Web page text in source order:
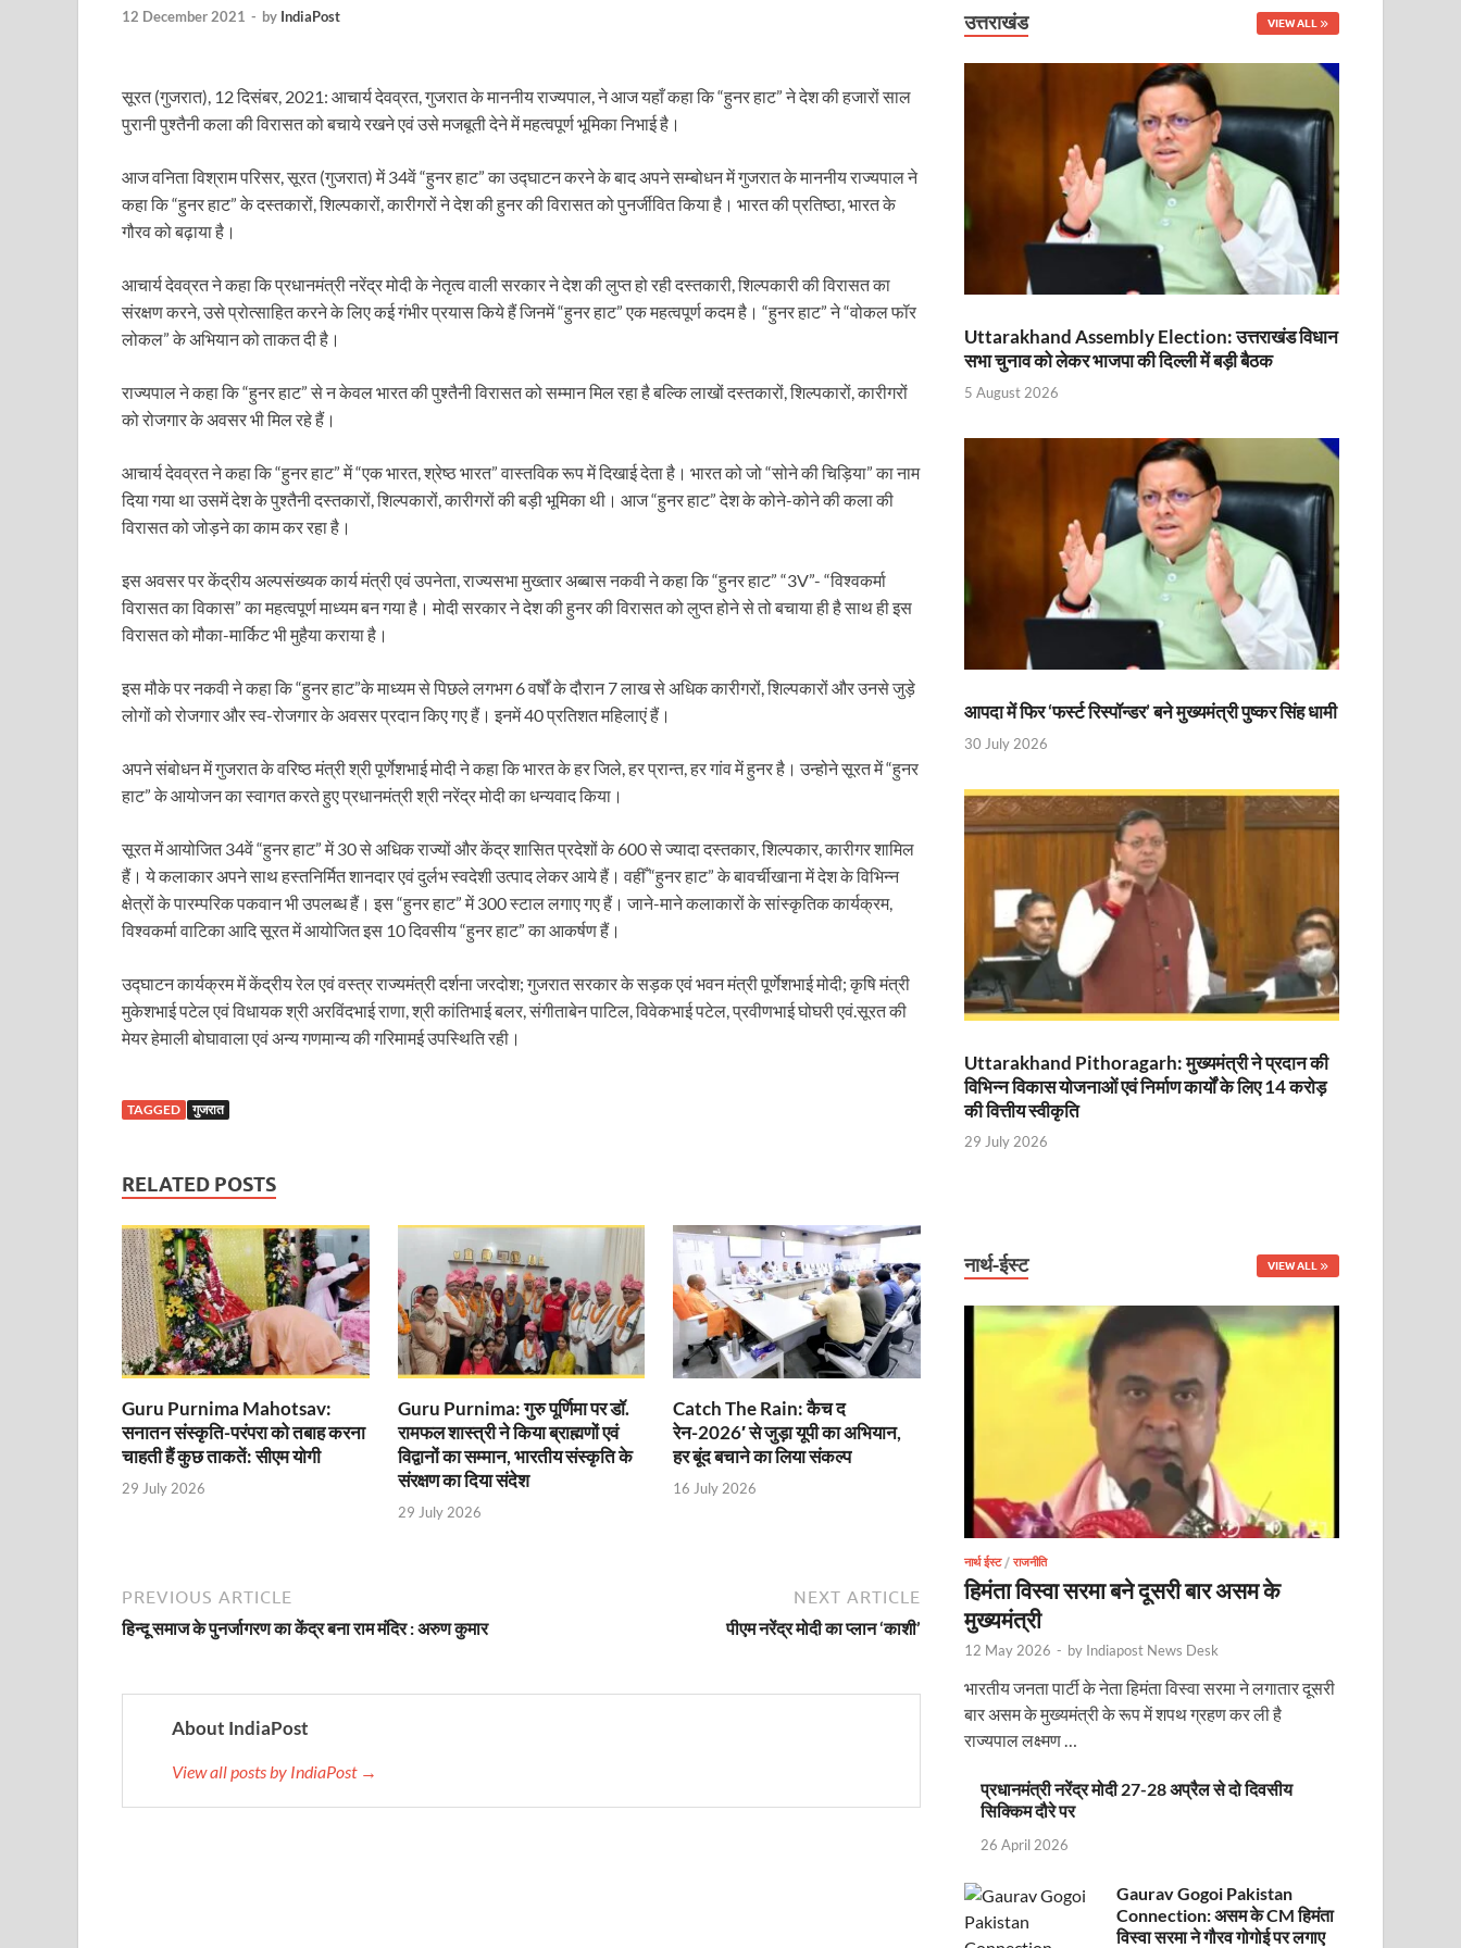
Uttarakhand Female Boxer: मुख्यमंत्री धामी से मिलीं अंतरराष्ट्रीय स्तर पर पदक जीतने वाली उत्तराखंड की महिला मुक्केबाज, मुख्यमंत्री ने किया सम्मानित
Bharat Tex 2026: टेक्सटाइल निवेश के प्रमुख गंतव्य के रूप में उभरा उत्तर प्रदेश
CM Yogi Barabanki Visit: मुख्यमंत्री योगी आदित्यनाथ सोमवार को बाराबंकी दौरे पर रहेंगे, विकास परियोजनाओं की देंगे सौगात
The Kshitij Show: द क्षितिज शो में पहुंचे जुयाल और निहारिका NM
Lok Sanvardhan Parva: देहरादून में मुख्यमंत्री पुष्कर सिंह धामी एवं केंद्रीय मंत्री किरेन रिजिजू ने किया छठे ‘लोक संवर्धन पर्व’ का शुभारंभ
West Bengal Rajya Sabha By-Election: चुनाव आयोग ने पश्चिम बंगाल की 3 राज्यसभा सीट पर उपचुनाव का किया ऐलान
Shri Kashi Vishwanath Mandir: उत्तरकाशी में CM पुष्कर सिंह धामी के CM के रूप में 5 वर्ष पूर्ण होने पर श्री काशी विश्वनाथ मंदिर में विशेष पूजा-अर्चना
Dr.Teejan Bai: विश्वविख्यात पंडवानी गायिका, पद्म विभूषण डॉ. तीजन बाई के निधन
Sundarpura Railway Station: खाटू श्याम जी के भक्तो को रेलवे ने दिया बड़ा गिफ़्ट
Jan-Jan Ki Sarkar Abhiyan: 4 जुलाई से फिर शुरु होगा ‘जन जन की सरकार-जन जन के द्वार’ कार्यकम
आ गई यूपी बीजेपी संगठन की लिस्ट, देखिए कौन-कौन है इस सूची में
Chhattisgarh UCC: छत्तीसगढ़ में UCC का खाका तैयार करेगी देसाई समिति, लागू करने की प्रक्रिया शुरू
9New Sectoral Policy: 9 नई सेक्टोरल पॉलिसी, एक स्मार्ट निवेश सुविधा पोर्टल को भी मुख्यमंत्री नायब सिंह सैनी ने किया लॉन्च
New haryana Industrial Policy: मुख्यमंत्री नायब सिंह सैनी की अध्यक्षता में उद्योगपतियों के साथ उच्च स्तरीय बैठक
Baster’s New Picture: बस्तर की नई तस्वीर: मैदान में बच्चों संग दिखे Sachin Tendulkar
पीएम मोदी के संबोधन की बड़ी बातें
Modern Composite Sleepers: एआई की मदद से ट्रैक की होगी अब और बेहतर निगरानी
Katra Banihal Special Train: कटरा – बनिहाल के बीच विशेष अनारक्षित ट्रेन का सफल संचालन
Ancient Manuscripts: वैश्विक मंच तक पहुंचेगा भारतीय ज्ञान, कानपुर की प्राचीन पांडुलिपियां होंगी डिजिटल
Bhartendu Natya Akadami: मुख्यमंत्री ने देखी ‘आनंद मठ’ की नाट्य प्रस्तुति
Women E Rickshaw Pilots: यूपी में तैयार हो रही महिला ई रिक्शा पायलटों की फौज
Mann Ki Baat: प्रधानमंत्री नरेंद्र मोदी ने देशवासियों को मूल मंत्र दिया कि “जो खेलेगा वो खिलेगा: मंत्री अनिल विज
Jewar International Airport: यूपी में विकास अब घोषणा नहीं बल्कि परिणाम है, नोएडा इंटरनेशनल एयरपोर्ट साबित हुआ सफल उदाहरण
UP Anganwadi: मुख्यमंत्री योगी आदित्यनाथ को आंगनवाड़ी कार्यकर्ताओं, सहायिकाओं और मुख्य सेविकाओं को देंगे कई सौगात
Mandir Cluster Model: पुरा महादेव मंदिर का ‘मंदिर क्लस्टर मॉडल’ बना मिसाल, आस्था- अर्थव्यवस्था और पर्यावरण संरक्षण का अनूठा संगम
MMMUT Girls Hostel: एमएमएमयूटी में साइबर फोरेंसिक रिसर्च लैब सीएम योगी ने किया उद्घाटन
Indian Railway Action: भारतीय रेलवे की बड़ी करवाई, आईआरसीटीसी पर जुर्माना ठोका
Pateshvari Mata Darshan: मुख्यमंत्री ने किए मां पाटेश्वरी के दर्शन-पूजन
Sabka Sath Sabka Vikas: प्रधानमंत्री नरेन्द्र मोदी 9 मार्च को “सबका साथ सबका विकास – जनता की आकांक्षाओं को पूरा करना” विषय पर बजट के बाद आयोजित वेबिनार को संबोधित करेंगे
12 December 2021 - by IndiaPost
सूरत (गुजरात), 12 दिसंबर, 2021: आचार्य देवव्रत, गुजरात के माननीय राज्यपाल, ने आज यहाँ कहा कि “हुनर हाट” ने देश की हजारों साल
पुरानी पुश्तैनी कला की विरासत को बचाये रखने एवं उसे मजबूती देने में महत्वपूर्ण भूमिका निभाई है।
आज वनिता विश्राम परिसर, सूरत (गुजरात) में 34वें “हुनर हाट” का उद्घाटन करने के बाद अपने सम्बोधन में गुजरात के माननीय राज्यपाल ने
कहा कि “हुनर हाट” के दस्तकारों, शिल्पकारों, कारीगरों ने देश की हुनर की विरासत को पुनर्जीवित किया है। भारत की प्रतिष्ठा, भारत के
गौरव को बढ़ाया है।
आचार्य देवव्रत ने कहा कि प्रधानमंत्री नरेंद्र मोदी के नेतृत्व वाली सरकार ने देश की लुप्त हो रही दस्तकारी, शिल्पकारी की विरासत का
संरक्षण करने, उसे प्रोत्साहित करने के लिए कई गंभीर प्रयास किये हैं जिनमें “हुनर हाट” एक महत्वपूर्ण कदम है। “हुनर हाट” ने “वोकल फॉर
लोकल” के अभियान को ताकत दी है।
राज्यपाल ने कहा कि “हुनर हाट” से न केवल भारत की पुश्तैनी विरासत को सम्मान मिल रहा है बल्कि लाखों दस्तकारों, शिल्पकारों, कारीगरों
को रोजगार के अवसर भी मिल रहे हैं।
आचार्य देवव्रत ने कहा कि “हुनर हाट” में “एक भारत, श्रेष्ठ भारत” वास्तविक रूप में दिखाई देता है। भारत को जो “सोने की चिड़िया” का नाम
दिया गया था उसमें देश के पुश्तैनी दस्तकारों, शिल्पकारों, कारीगरों की बड़ी भूमिका थी। आज “हुनर हाट” देश के कोने-कोने की कला की
विरासत को जोड़ने का काम कर रहा है।
इस अवसर पर केंद्रीय अल्पसंख्यक कार्य मंत्री एवं उपनेता, राज्यसभा मुख्तार अब्बास नकवी ने कहा कि “हुनर हाट” “3V”- “विश्वकर्मा
विरासत का विकास” का महत्वपूर्ण माध्यम बन गया है। मोदी सरकार ने देश की हुनर की विरासत को लुप्त होने से तो बचाया ही है साथ ही इस
विरासत को मौका-मार्किट भी मुहैया कराया है।
इस मौके पर नकवी ने कहा कि “हुनर हाट”के माध्यम से पिछले लगभग 6 वर्षों के दौरान 7 लाख से अधिक कारीगरों, शिल्पकारों और उनसे जुड़े
लोगों को रोजगार और स्व-रोजगार के अवसर प्रदान किए गए हैं। इनमें 40 प्रतिशत महिलाएं हैं।
अपने संबोधन में गुजरात के वरिष्ठ मंत्री श्री पूर्णेशभाई मोदी ने कहा कि भारत के हर जिले, हर प्रान्त, हर गांव में हुनर है। उन्होने सूरत में “हुनर
हाट” के आयोजन का स्वागत करते हुए प्रधानमंत्री श्री नरेंद्र मोदी का धन्यवाद किया।
सूरत में आयोजित 34वें “हुनर हाट” में 30 से अधिक राज्यों और केंद्र शासित प्रदेशों के 600 से ज्यादा दस्तकार, शिल्पकार, कारीगर शामिल
हैं। ये कलाकार अपने साथ हस्तनिर्मित शानदार एवं दुर्लभ स्वदेशी उत्पाद लेकर आये हैं। वहीँ “हुनर हाट” के बावर्चीखाना में देश के विभिन्न
क्षेत्रों के पारम्परिक पकवान भी उपलब्ध हैं। इस “हुनर हाट” में 300 स्टाल लगाए गए हैं। जाने-माने कलाकारों के सांस्कृतिक कार्यक्रम,
विश्वकर्मा वाटिका आदि सूरत में आयोजित इस 10 दिवसीय “हुनर हाट” का आकर्षण हैं।
उद्घाटन कार्यक्रम में केंद्रीय रेल एवं वस्त्र राज्यमंत्री दर्शना जरदोश; गुजरात सरकार के सड़क एवं भवन मंत्री पूर्णेशभाई मोदी; कृषि मंत्री
मुकेशभाई पटेल एवं विधायक श्री अरविंदभाई राणा, श्री कांतिभाई बलर, संगीताबेन पाटिल, विवेकभाई पटेल, प्रवीणभाई घोघरी एवं.सूरत की
मेयर हेमाली बोघावाला एवं अन्य गणमान्य की गरिमामई उपस्थिति रही।
TAGGED गुजरात
RELATED POSTS
Guru Purnima Mahotsav:
सनातन संस्कृति-परंपरा को तबाह करना
चाहती हैं कुछ ताकतें: सीएम योगी
29 July 2026
Guru Purnima: गुरु पूर्णिमा पर डॉ.
रामफल शास्त्री ने किया ब्राह्मणों एवं
विद्वानों का सम्मान, भारतीय संस्कृति के
संरक्षण का दिया संदेश
29 July 2026
Catch The Rain: कैच द
रेन-2026′ से जुड़ा यूपी का अभियान,
हर बूंद बचाने का लिया संकल्प
16 July 2026
PREVIOUS ARTICLE
हिन्दू समाज के पुनर्जागरण का केंद्र बना राम मंदिर : अरुण कुमार
NEXT ARTICLE
पीएम नरेंद्र मोदी का प्लान ‘काशी’
About IndiaPost
View all posts by IndiaPost →
उत्तराखंड VIEW ALL
Uttarakhand Assembly Election: उत्तराखंड विधान
सभा चुनाव को लेकर भाजपा की दिल्ली में बड़ी बैठक
5 August 2026
आपदा में फिर ‘फर्स्ट रिस्पॉन्डर’ बने मुख्यमंत्री पुष्कर सिंह धामी
30 July 2026
Uttarakhand Pithoragarh: मुख्यमंत्री ने प्रदान की
विभिन्न विकास योजनाओं एवं निर्माण कार्यों के लिए 14 करोड़
की वित्तीय स्वीकृति
29 July 2026
नार्थ-ईस्ट VIEW ALL
नार्थ ईस्ट/राजनीति
हिमंता विस्वा सरमा बने दूसरी बार असम के
मुख्यमंत्री
12 May 2026 - by Indiapost News Desk
भारतीय जनता पार्टी के नेता हिमंता विस्वा सरमा ने लगातार दूसरी
बार असम के मुख्यमंत्री के रूप में शपथ ग्रहण कर ली है
राज्यपाल लक्ष्मण …
प्रधानमंत्री नरेंद्र मोदी 27-28 अप्रैल से दो दिवसीय
सिक्किम दौरे पर
26 April 2026
Gaurav Gogoi Pakistan
Connection: असम के CM हिमंता
विस्वा सरमा ने गौरव गोगोई पर लगाए